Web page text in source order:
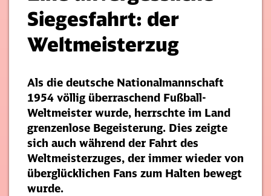
Siegesfahrt: der
Weltmeisterzug
Als die deutsche Nationalmannschaft
1954 völlig überraschend Fußball-
Weltmeister wurde, herrschte im Land
grenzenlose Begeisterung. Dies zeigte
sich auch während der Fahrt des
Weltmeisterzuges, der immer wieder von
überglücklichen Fans zum Halten bewegt
wurde.